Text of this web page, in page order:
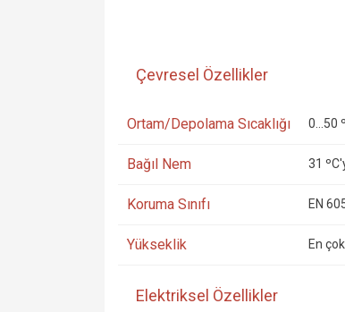
Çevresel Özellikler
Ortam/Depolama Sıcaklığı 0...50
Bağıl Nem 31
Koruma Sınıfı EN
Yükseklik En
Elektriksel Özellikler